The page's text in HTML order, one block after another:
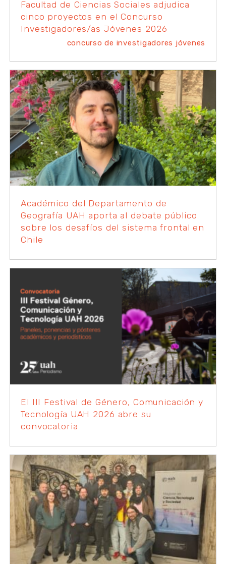
Facultad de Ciencias Sociales adjudica
cinco proyectos en el Concurso
Investigadores/as Jóvenes 2026
concurso de investigadores jóvenes
Académico del Departamento de
Geografía UAH aporta al debate público
sobre los desafíos del sistema frontal en
Chile
El III Festival de Género, Comunicación y
Tecnología UAH 2026 abre su
convocatoria